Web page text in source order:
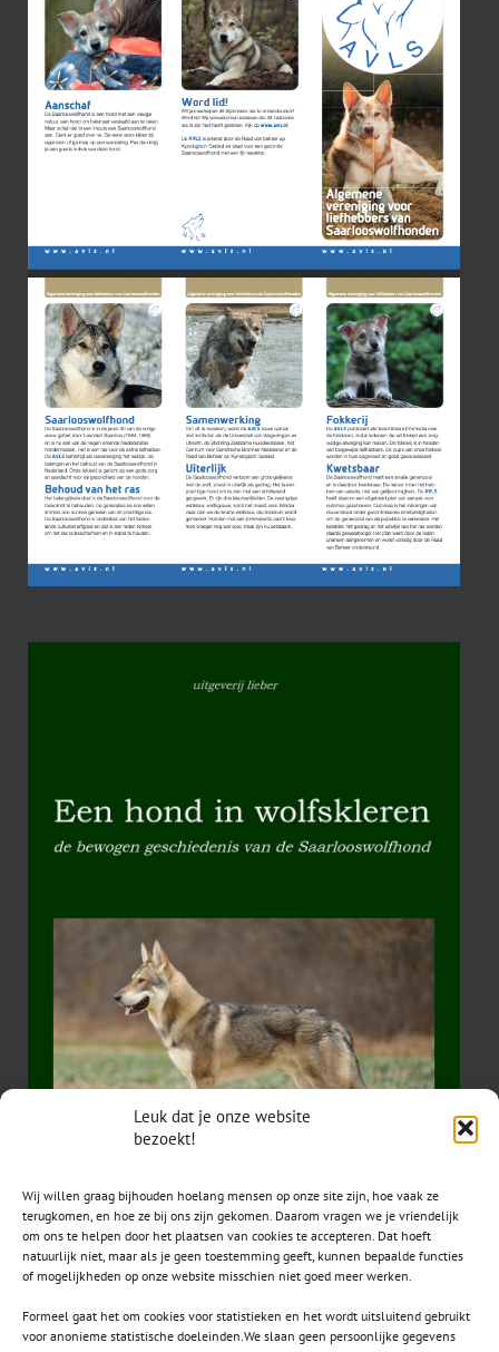
Leuk dat je onze website
bezoekt!
Wij willen graag bijhouden hoelang mensen op onze site zijn, hoe vaak ze
terugkomen, en hoe ze bij ons zijn gekomen. Daarom vragen we je vriendelijk
om ons te helpen door het plaatsen van cookies te accepteren. Dat hoeft
natuurlijk niet, maar als je geen toestemming geeft, kunnen bepaalde functies
of mogelijkheden op onze website misschien niet goed meer werken.
Formeel gaat het om cookies voor statistieken en het wordt uitsluitend gebruikt
voor anonieme statistische doeleinden.We slaan geen persoonlijke gegevens